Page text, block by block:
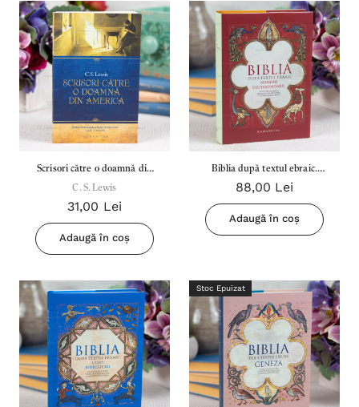
Scrisori către o doamnă din
America - C.S. Lewis
C. S. Lewis
31,00 Lei
Adaugă în coș
Biblia după textul ebraic.
Numerii. Deuteronomul.
88,00 Lei
Adaugă în coș
Stoc Epuizat